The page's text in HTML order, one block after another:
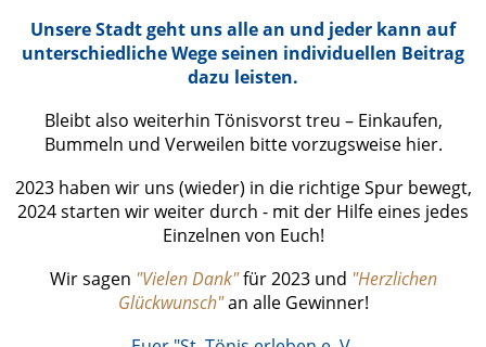
Unsere Stadt geht uns alle an und jeder kann auf
unterschiedliche Wege seinen individuellen Beitrag
dazu leisten.
Bleibt also weiterhin Tönisvorst treu – Einkaufen,
Bummeln und Verweilen bitte vorzugsweise hier.
2023 haben wir uns (wieder) in die richtige Spur bewegt,
2024 starten wir weiter durch - mit der Hilfe eines jedes
Einzelnen von Euch!
Wir sagen "Vielen Dank"für 2023 und "Herzlichen
Glückwunsch"an alle Gewinner!